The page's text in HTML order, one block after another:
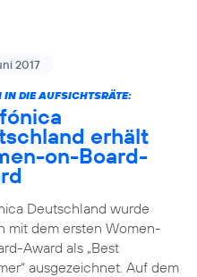
2017
IN DIE AUFSICHTSRÄTE:
erhält
on-Board-
Deutschland wurde
mit dem ersten Women-
Award als „Best
ausgezeichnet. Auf dem